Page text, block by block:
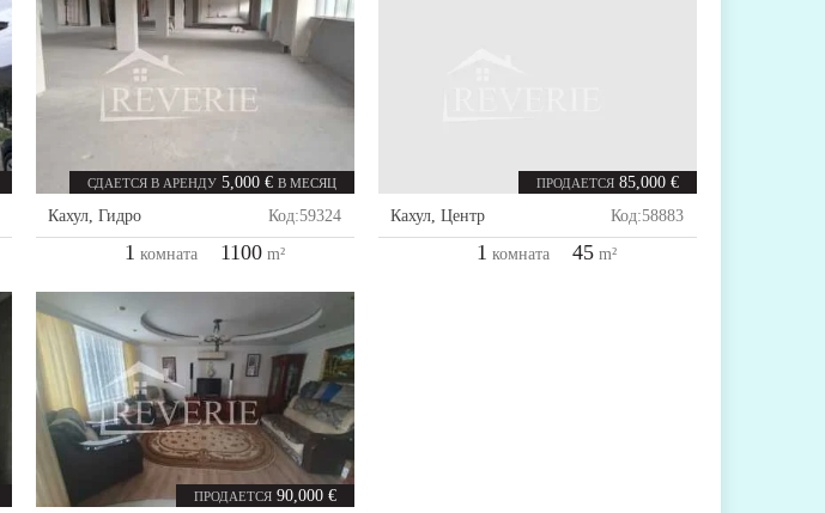
СДАЕТСЯ В АРЕНДУ 5,000 € В МЕСЯЦ
Кахул,Гидро Код:59324
1 комната 1100m²
ПРОДАЕТСЯ 85,000 €
Кахул,Центр Код:58883
1 комната 45 m²
ПРОДАЕТСЯ 90,000 €